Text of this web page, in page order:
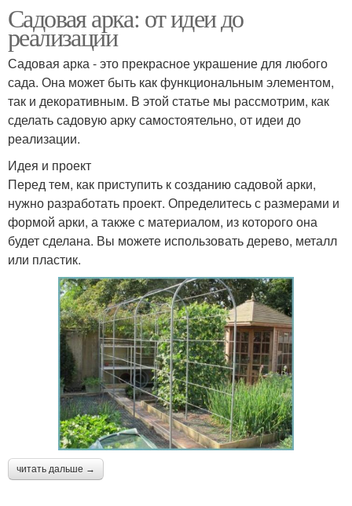
Садовая арка: от идеи до
реализации
Садовая арка - это прекрасное украшение для любого
сада. Она может быть как функциональным элементом,
так и декоративным. В этой статье мы рассмотрим, как
сделать садовую арку самостоятельно, от идеи до
реализации.
Идея и проект
Перед тем, как приступить к созданию садовой арки,
нужно разработать проект. Определитесь с размерами и
формой арки, а также с материалом, из которого она
будет сделана. Вы можете использовать дерево, металл
или пластик.
читать дальше →